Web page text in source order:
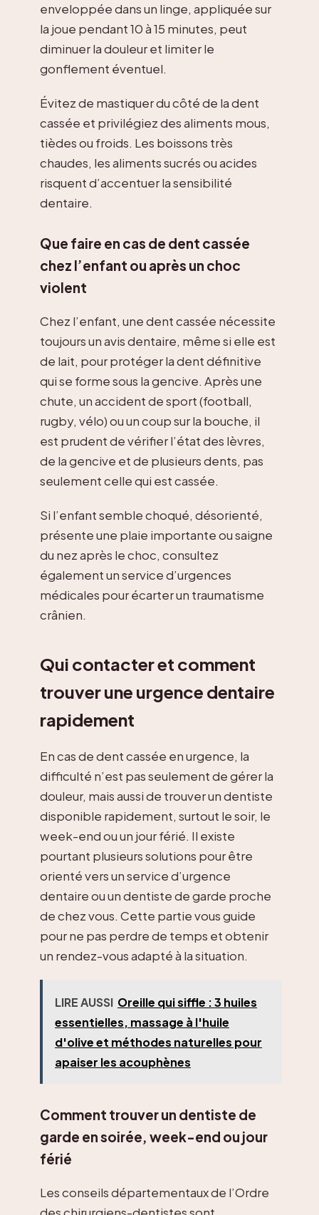
enveloppée dans un linge, appliquée sur
la joue pendant 10 à 15 minutes, peut
diminuer la douleur et limiter le
gonflement éventuel.
Évitez de mastiquer du côté de la dent
cassée et privilégiez des aliments mous,
tièdes ou froids. Les boissons très
chaudes, les aliments sucrés ou acides
risquent d’accentuer la sensibilité
dentaire.
Que faire en cas de dent cassée
chez l’enfant ou après un choc
violent
Chez l’enfant, une dent cassée nécessite
toujours un avis dentaire, même si elle est
de lait, pour protéger la dent définitive
qui se forme sous la gencive. Après une
chute, un accident de sport (football,
rugby, vélo) ou un coup sur la bouche, il
est prudent de vérifier l’état des lèvres,
de la gencive et de plusieurs dents, pas
seulement celle qui est cassée.
Si l’enfant semble choqué, désorienté,
présente une plaie importante ou saigne
du nez après le choc, consultez
également un service d’urgences
médicales pour écarter un traumatisme
crânien.
Qui contacter et comment
trouver une urgence dentaire
rapidement
En cas de dent cassée en urgence, la
difficulté n’est pas seulement de gérer la
douleur, mais aussi de trouver un dentiste
disponible rapidement, surtout le soir, le
week-end ou un jour férié. Il existe
pourtant plusieurs solutions pour être
orienté vers un service d’urgence
dentaire ou un dentiste de garde proche
de chez vous. Cette partie vous guide
pour ne pas perdre de temps et obtenir
un rendez-vous adapté à la situation.
LIRE AUSSI Oreille qui siffle : 3 huiles
essentielles, massage à l'huile
d'olive et méthodes naturelles pour
apaiser les acouphènes
Comment trouver un dentiste de
garde en soirée, week-end ou jour
férié
Les conseils départementaux de l’Ordre